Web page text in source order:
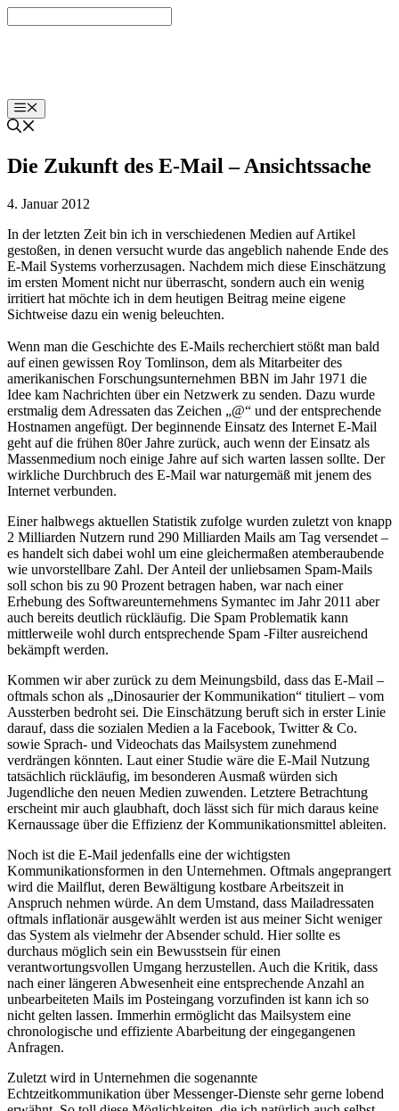
Inhalt
Menü
Die Zukunft des E-Mail – Ansichtssache
4. Januar 2012
In der letzten Zeit bin ich in verschiedenen Medien auf Artikel
gestoßen, in denen versucht wurde das angeblich nahende Ende des
E-Mail Systems vorherzusagen. Nachdem mich diese Einschätzung
im ersten Moment nicht nur überrascht, sondern auch ein wenig
irritiert hat möchte ich in dem heutigen Beitrag meine eigene
Sichtweise dazu ein wenig beleuchten.
Wenn man die Geschichte des E-Mails recherchiert stößt man bald
auf einen gewissen Roy Tomlinson, dem als Mitarbeiter des
amerikanischen Forschungsunternehmen BBN im Jahr 1971 die
Idee kam Nachrichten über ein Netzwerk zu senden. Dazu wurde
erstmalig dem Adressaten das Zeichen „@“ und der entsprechende
Hostnamen angefügt. Der beginnende Einsatz des Internet E-Mail
geht auf die frühen 80er Jahre zurück, auch wenn der Einsatz als
Massenmedium noch einige Jahre auf sich warten lassen sollte. Der
wirkliche Durchbruch des E-Mail war naturgemäß mit jenem des
Internet verbunden.
Einer halbwegs aktuellen Statistik zufolge wurden zuletzt von knapp
2 Milliarden Nutzern rund 290 Milliarden Mails am Tag versendet –
es handelt sich dabei wohl um eine gleichermaßen atemberaubende
wie unvorstellbare Zahl. Der Anteil der unliebsamen Spam-Mails
soll schon bis zu 90 Prozent betragen haben, war nach einer
Erhebung des Softwareunternehmens Symantec im Jahr 2011 aber
auch bereits deutlich rückläufig. Die Spam Problematik kann
mittlerweile wohl durch entsprechende Spam -Filter ausreichend
bekämpft werden.
Kommen wir aber zurück zu dem Meinungsbild, dass das E-Mail –
oftmals schon als „Dinosaurier der Kommunikation“ tituliert – vom
Aussterben bedroht sei. Die Einschätzung beruft sich in erster Linie
darauf, dass die sozialen Medien a la Facebook, Twitter & Co.
sowie Sprach- und Videochats das Mailsystem zunehmend
verdrängen könnten. Laut einer Studie wäre die E-Mail Nutzung
tatsächlich rückläufig, im besonderen Ausmaß würden sich
Jugendliche den neuen Medien zuwenden. Letztere Betrachtung
erscheint mir auch glaubhaft, doch lässt sich für mich daraus keine
Kernaussage über die Effizienz der Kommunikationsmittel ableiten.
Noch ist die E-Mail jedenfalls eine der wichtigsten
Kommunikationsformen in den Unternehmen. Oftmals angeprangert
wird die Mailflut, deren Bewältigung kostbare Arbeitszeit in
Anspruch nehmen würde. An dem Umstand, dass Mailadressaten
oftmals inflationär ausgewählt werden ist aus meiner Sicht weniger
das System als vielmehr der Absender schuld. Hier sollte es
durchaus möglich sein ein Bewusstsein für einen
verantwortungsvollen Umgang herzustellen. Auch die Kritik, dass
nach einer längeren Abwesenheit eine entsprechende Anzahl an
unbearbeiteten Mails im Posteingang vorzufinden ist kann ich so
nicht gelten lassen. Immerhin ermöglicht das Mailsystem eine
chronologische und effiziente Abarbeitung der eingegangenen
Anfragen.
Zuletzt wird in Unternehmen die sogenannte
Echtzeitkommunikation über Messenger-Dienste sehr gerne lobend